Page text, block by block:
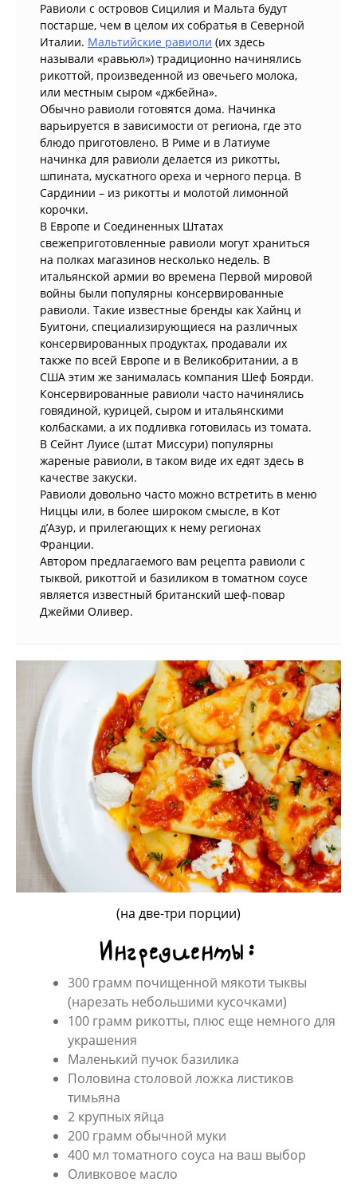
Равиоли с островов Сицилия и Мальта будут
постарше, чем в целом их собратья в Северной
Италии. Мальтийские равиоли (их здесь
называли «равьюл») традиционно начинялись
рикоттой, произведенной из овечьего молока,
или местным сыром «джбейна».
Обычно равиоли готовятся дома. Начинка
варьируется в зависимости от региона, где это
блюдо приготовлено. В Риме и в Латиуме
начинка для равиоли делается из рикотты,
шпината, мускатного ореха и черного перца. В
Сардинии – из рикотты и молотой лимонной
корочки.
В Европе и Соединенных Штатах
свежеприготовленные равиоли могут храниться
на полках магазинов несколько недель. В
итальянской армии во времена Первой мировой
войны были популярны консервированные
равиоли. Такие известные бренды как Хайнц и
Буитони, специализирующиеся на различных
консервированных продуктах, продавали их
также по всей Европе и в Великобритании, а в
США этим же занималась компания Шеф Боярди.
Консервированные равиоли часто начинялись
говядиной, курицей, сыром и итальянскими
колбасками, а их подливка готовилась из томата.
В Сейнт Луисе (штат Миссури) популярны
жареные равиоли, в таком виде их едят здесь в
качестве закуски.
Равиоли довольно часто можно встретить в меню
Ниццы или, в более широком смысле, в Кот
д’Азур, и прилегающих к нему регионах
Франции.
Автором предлагаемого вам рецепта равиоли с
тыквой, рикоттой и базиликом в томатном соусе
является известный британский шеф-повар
Джейми Оливер.
(на две-три порции)
Ингредиенты:
300 грамм почищенной мякоти тыквы
(нарезать небольшими кусочками)
100 грамм рикотты, плюс еще немного для
украшения
Маленький пучок базилика
Половина столовой ложка листиков
тимьяна
2 крупных яйца
200 грамм обычной муки
400 мл томатного соуса на ваш выбор
Оливковое масло